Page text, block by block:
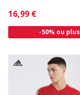
Current
16,99 €
-50% ou plus